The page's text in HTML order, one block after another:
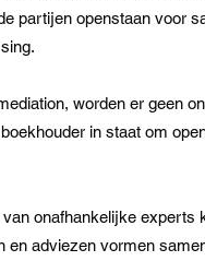
partijen openstaan voor
worden er geen
in staat om
onafhankelijke experts
en adviezen vormen